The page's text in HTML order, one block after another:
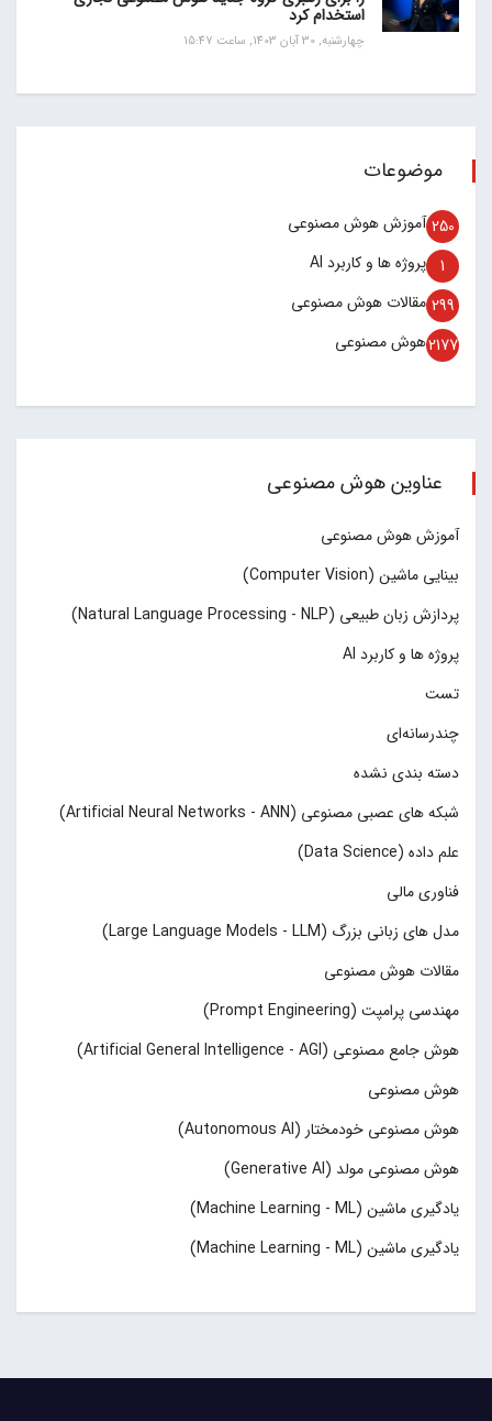
استخدام کرد
چهارشنبه, 30 آبان 1403, ساعت 15:47
موضوعات
آموزش هوش مصنوعی 250
پروژه ها و کاربرد AI 1
مقالات هوش مصنوعی 299
هوش مصنوعی2177
عناوین هوش مصنوعی
آموزش هوش مصنوعی
بینایی ماشین (Computer Vision)
پردازش زبان طبیعی (Natural Language Processing - NLP)
پروژه ها و کاربرد AI
تست
چند‌‌رسانه‌ای
دسته بندی نشده
شبکه های عصبی مصنوعی (Artificial Neural Networks - ANN)
علم داده (Data Science)
فناوری مالی
مدل های زبانی بزرگ (Large Language Models - LLM)
مقالات هوش مصنوعی
مهندسی پرامپت (Prompt Engineering)
هوش جامع مصنوعی (Artificial General Intelligence - AGI)
هوش مصنوعی
هوش مصنوعی خودمختار (Autonomous AI)
هوش مصنوعی مولد (Generative AI)
یادگیری ماشین (Machine Learning - ML)
یادگیری ماشین (Machine Learning - ML)